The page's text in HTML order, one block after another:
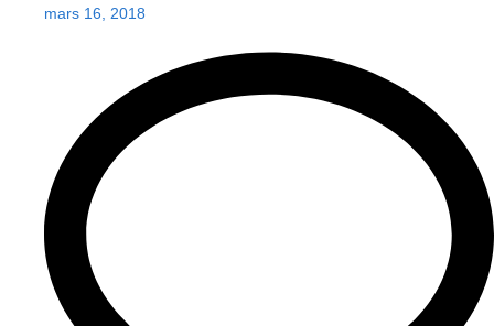
mars 16, 2018